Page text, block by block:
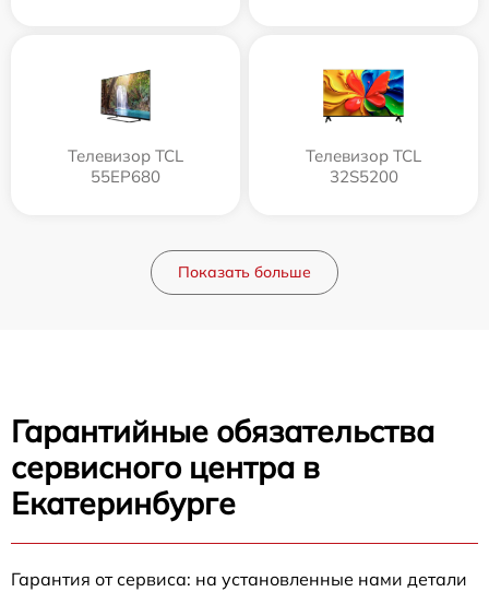
Телевизор TCL
55EP680
Телевизор TCL
32S5200
Показать больше
Гарантийные обязательства
сервисного центра в
Екатеринбурге
Гарантия от сервиса: на установленные нами детали